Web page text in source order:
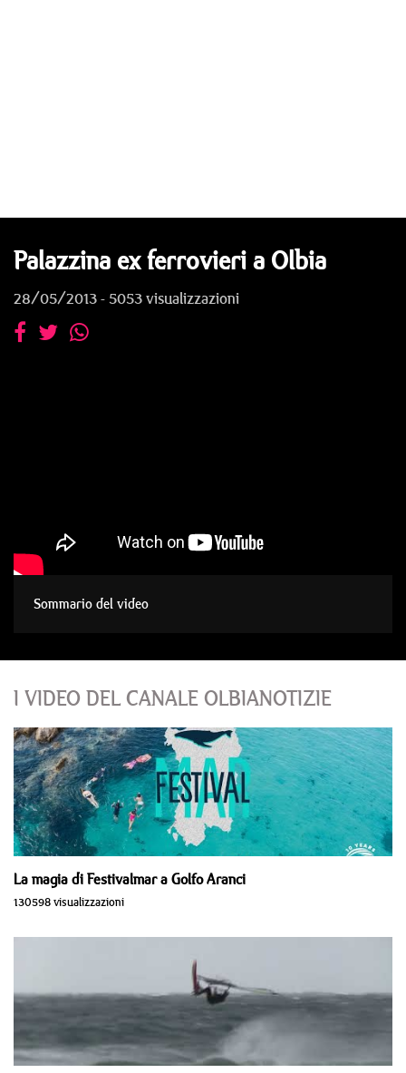
Palazzina ex ferrovieri a Olbia
28/05/2013 - 5053 visualizzazioni
Sommario del video
I VIDEO DEL CANALE OLBIANOTIZIE
La magia di Festivalmar a Golfo Aranci
130598 visualizzazioni